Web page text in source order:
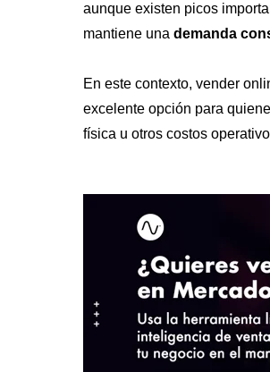
aunque existen picos
mantiene una demanda
En este contexto, vender
excelente opción para
física u otros costos